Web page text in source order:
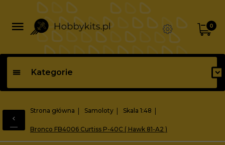
0
Kategorie
Strona główna Samoloty Skala 1:48
Bronco FB4006 Curtiss P-40C ( Hawk 81-A2 )